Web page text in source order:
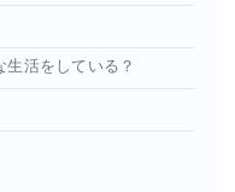
活をしている？